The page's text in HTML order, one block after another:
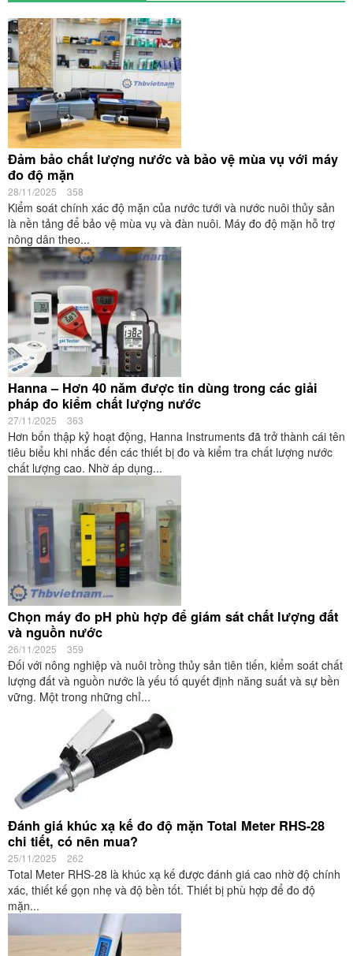
Đảm bảo chất lượng nước và bảo vệ mùa vụ với máy
đo độ mặn
28/11/2025 358
Kiểm soát chính xác độ mặn của nước tưới và nước nuôi thủy sản
là nền tảng để bảo vệ mùa vụ và đàn nuôi. Máy đo độ mặn hỗ trợ
nông dân theo...
Hanna – Hơn 40 năm được tin dùng trong các giải
pháp đo kiểm chất lượng nước
27/11/2025 363
Hơn bốn thập kỷ hoạt động, Hanna Instruments đã trở thành cái tên
tiêu biểu khi nhắc đến các thiết bị đo và kiểm tra chất lượng nước
chất lượng cao. Nhờ áp dụng...
Chọn máy đo pH phù hợp để giám sát chất lượng đất
và nguồn nước
26/11/2025 359
Đối với nông nghiệp và nuôi trồng thủy sản tiên tiến, kiểm soát chất
lượng đất và nguồn nước là yếu tố quyết định năng suất và sự bền
vững. Một trong những chỉ...
Đánh giá khúc xạ kế đo độ mặn Total Meter RHS-28
chi tiết, có nên mua?
25/11/2025 262
Total Meter RHS-28 là khúc xạ kế được đánh giá cao nhờ độ chính
xác, thiết kế gọn nhẹ và độ bền tốt. Thiết bị phù hợp để đo độ
mặn...